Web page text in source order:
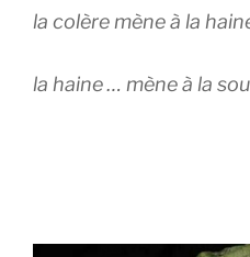
la colère mène à la
la haine … mène à la